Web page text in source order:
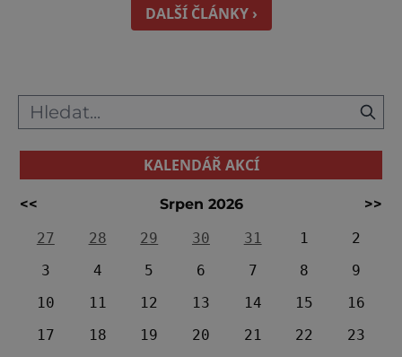
cyklistických výletech podél řek, pěších
túrách s dalekými výhledy, rodinnýc
DALŠÍ ČLÁNKY ›
KALENDÁŘ AKCÍ
<< Srpen 2026
>>
27
28 29 30 31 1
2
3
4 5 6 7 8
9
10
11 12 13 14 15
16
17
18 19 20 21 22
23